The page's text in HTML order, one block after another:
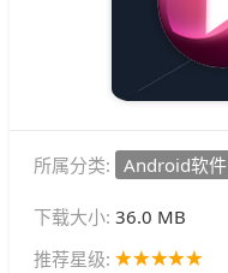
所属分类: Android软件
下载大小: 36.0 MB
推荐星级: